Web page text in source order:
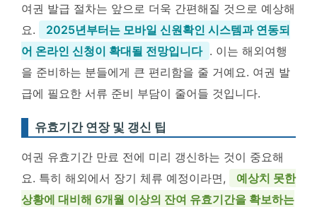
여권 발급 절차는 앞으로 더욱 간편해질 것으로 예상해
요.
2025년부터는 모바일 신원확인 시스템과 연동되
어 온라인 신청이 확대될 전망입니다 . 이는 해외여행
을 준비하는 분들에게 큰 편리함을 줄 거예요. 여권 발
급에 필요한 서류 준비 부담이 줄어들 것입니다.
유효기간 연장 및 갱신 팁
여권 유효기간 만료 전에 미리 갱신하는 것이 중요해
요. 특히 해외에서 장기 체류 예정이라면,
예상치 못한
상황에 대비해 6개월 이상의 잔여 유효기간을 확보하는